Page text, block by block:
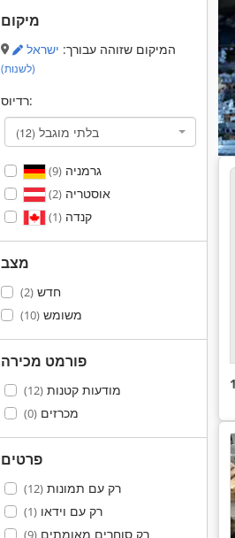
מיקום
המיקום שזוהה עבורך: ישראל
(לשנות)
רדיוס:
בלתי מוגבל (12)
גרמניה(9)
אוסטריה(2)
קנדה(1)
מצב
חדש(2)
משומש(10)
פורמט מכירה
מודעות קטנות(12)
מכרזים(0)
פרטים
רק עם תמונות(12)
רק עם וידאו(1)
רק סוחרים מאומתים(9)